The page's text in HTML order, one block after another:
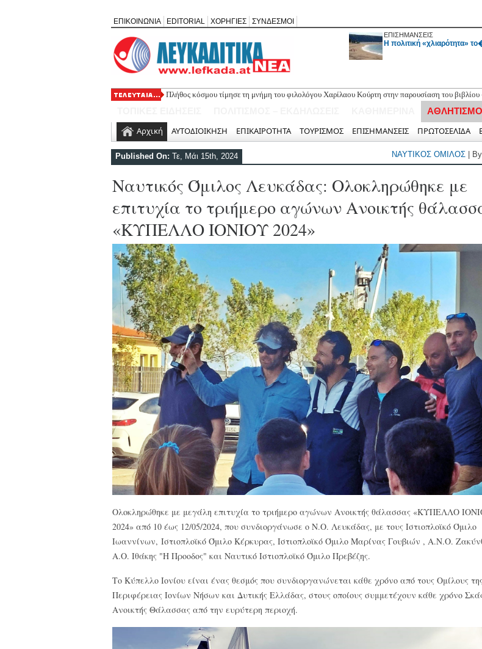
ΕΠΙΚΟΙΝΩΝΙΑ EDITORIAL ΧΟΡΗΓΙΕΣ ΣΥΝΔΕΣΜΟΙ
ΕΠΙΣΗΜΑΝΣΕΙΣ
H πολιτική «χλιαρότητα»
Ο ΠΑΣ Σφακιωτών απέκτησε τον επιθετικό μέσο Γιώργο Ορφανό
Αρχική ΑΥΤΟΔΙΟΙΚΗΣΗ ΕΠΙΚΑΙΡΟΤΗΤΑ ΤΟΥΡΙΣΜΟΣ ΕΠΙΣΗΜΑΝΣΕΙΣ ΠΡΩΤΟΣΕΛΙΔΑ
Published On: Τε, Μάι 15th, 2024 ΝΑΥΤΙΚΟΣ ΟΜΙΛΟΣ | By
Ναυτικός Όμιλος Λευκάδας: Ολοκληρώθηκε με
επιτυχία το τριήμερο αγώνων Ανοικτής
«ΚΥΠΕΛΛΟ ΙΟΝΙΟΥ 2024»
Ολοκληρώθηκε με μεγάλη επιτυχία το τριήμερο αγώνων Ανοικτής θάλασσας «ΚΥΠΕΛΛΟ
2024» από 10 έως 12/05/2024, που συνδιοργάνωσε ο Ν.Ο. Λευκάδας, με τους Ιστιοπλοϊκό Όμιλο
Ιωαννίνων, Ιστιοπλοϊκό Όμιλο Κέρκυρας, Ιστιοπλοϊκό Όμιλο Μαρίνας Γουβιών , Α.Ν.Ο.
Α.Ο. Ιθάκης "Η Προοδος" και Ναυτικό Ιστιοπλοϊκό Όμιλο Πρεβέζης.
Το Κύπελλο Ιονίου είναι ένας θεσμός που συνδιοργανώνεται κάθε χρόνο από τους Ομίλους
Περιφέρειας Ιονίων Νήσων και Δυτικής Ελλάδας, στους οποίους συμμετέχουν κάθε χρόνο
Ανοικτής Θάλασσας από την ευρύτερη περιοχή.